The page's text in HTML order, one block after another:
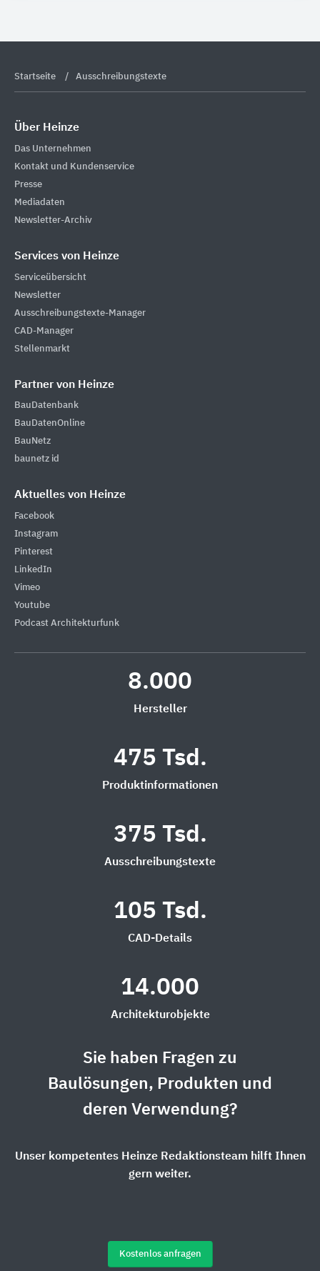
Startseite Ausschreibungstexte
Über Heinze
Das Unternehmen
Kontakt und Kundenservice
Presse
Mediadaten
Newsletter-Archiv
Services von Heinze
Serviceübersicht
Newsletter
Ausschreibungstexte-Manager
CAD-Manager
Stellenmarkt
Partner von Heinze
BauDatenbank
BauDatenOnline
BauNetz
baunetz id
Aktuelles von Heinze
Facebook
Instagram
Pinterest
LinkedIn
Vimeo
Youtube
Podcast Architekturfunk
8.000
Hersteller
475 Tsd.
Produktinformationen
375 Tsd.
Ausschreibungstexte
105 Tsd.
CAD-Details
14.000
Architekturobjekte
Sie haben Fragen zu
Baulösungen, Produkten und
deren Verwendung?
Unser kompetentes Heinze Redaktionsteam hilft Ihnen
gern weiter.
Kostenlos anfragen